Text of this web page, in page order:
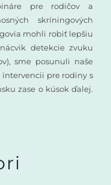
pre rodičov a
skríningových
mohli robiť lepšiu
detekcie zvuku
sme posunuli naše
pre rodiny s
zase o kúsok ďalej.